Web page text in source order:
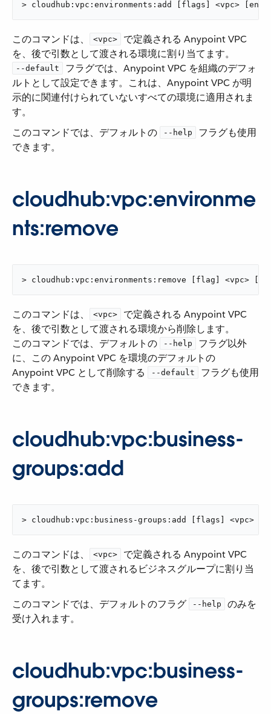
> cloudhub:vpc:environments:add [flags] <vpc>
このコマンドは、​ <vpc>
​ で定義される Anypoint VPC
を、後で引数として渡される環境に割り当てます。
--default
​ フラグでは、Anypoint VPC を組織のデフォ
ルトとして設定できます。これは、Anypoint VPC が明
示的に関連付けられていないすべての環境に適用されま
す。
このコマンドでは、デフォルトの ​
--help
​ フラグも使用
できます。
cloudhub:vpc:environme
nts:remove
> cloudhub:vpc:environments:remove [flag] <vpc>
このコマンドは、​ <vpc>
​ で定義される Anypoint VPC
を、後で引数として渡される環境から削除します。
このコマンドでは、デフォルトの ​
--help
​ フラグ以外
に、この Anypoint VPC を環境のデフォルトの
Anypoint VPC として削除する ​
--default
​ フラグも使用
できます。
cloudhub:vpc:business-
groups:add
> cloudhub:vpc:business-groups:add [flags] <vpc>
このコマンドは、​ <vpc>
​ で定義される Anypoint VPC
を、後で引数として渡されるビジネスグループに割り当
てます。
このコマンドでは、デフォルトのフラグ ​
--help
​ のみを
受け入れます。
cloudhub:vpc:business-
groups:remove